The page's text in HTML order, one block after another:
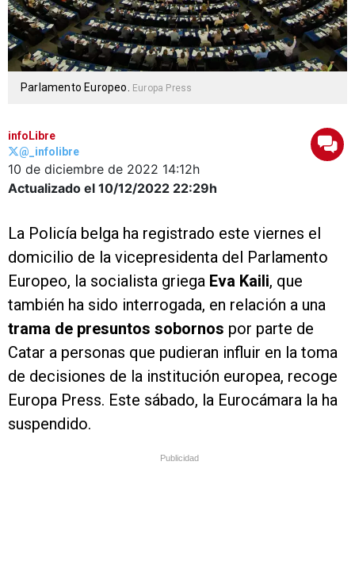
Parlamento Europeo. Europa Press
infoLibre
@_infolibre
10 de diciembre de 2022 14:12h
Actualizado el 10/12/2022 22:29h
La Policía belga ha registrado este viernes el
domicilio de la vicepresidenta del Parlamento
Europeo, la socialista griega Eva Kaili, que
también ha sido interrogada, en relación a una
trama de presuntos sobornos por parte de
Catar a personas que pudieran influir en la toma
de decisiones de la institución europea, recoge
Europa Press. Este sábado, la Eurocámara la ha
suspendido.
Publicidad